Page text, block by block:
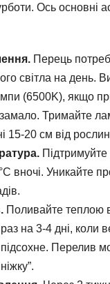
Ось основні
Перець
світла на день.
(6500K), якщо
замало. Тримайте
15-20 см від
вночі. Уникайте
Поливайте теплою
на 3-4 дні, коли
підсохне. Перелив